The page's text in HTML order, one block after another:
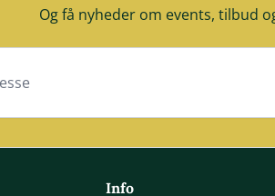
Og få nyheder om events, tilbud
Info